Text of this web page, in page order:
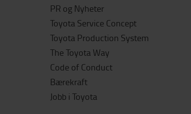
PR og Nyheter
Toyota Service Concept
Toyota Production System
The Toyota Way
Code of Conduct
Bærekraft
Jobb i Toyota